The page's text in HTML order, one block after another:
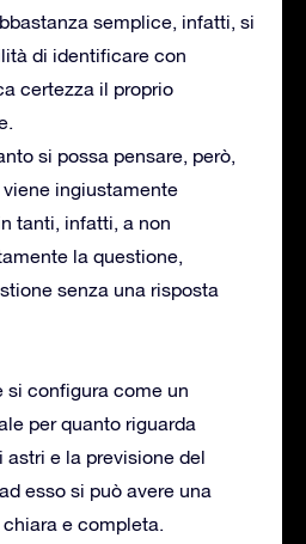
semplice, infatti, si
di identificare con
certezza il proprio
si possa pensare, però,
viene ingiustamente
tanti, infatti, a non
la questione,
senza una risposta
si configura come un
per quanto riguarda
astri e la previsione del
esso si può avere una
e completa.